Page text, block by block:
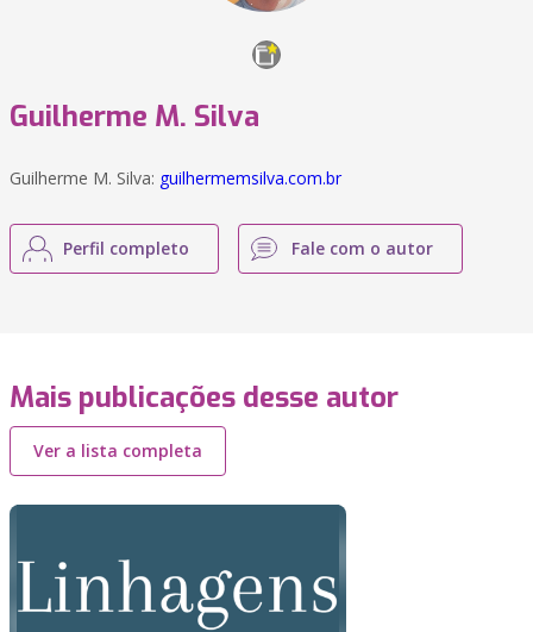
Guilherme M. Silva
Guilherme M. Silva: guilhermemsilva.com.br
Perfil completo Fale com o autor
Mais publicações desse autor
Ver a lista completa